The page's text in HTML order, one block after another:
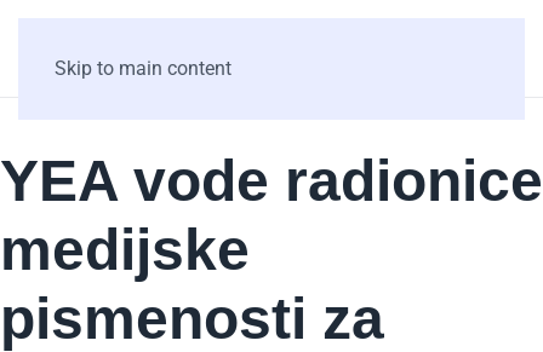
Skip to main content
YEA vode radionice
medijske
pismenosti za